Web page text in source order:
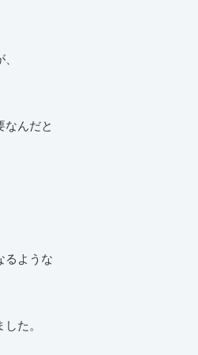
なんだと
るような
た。